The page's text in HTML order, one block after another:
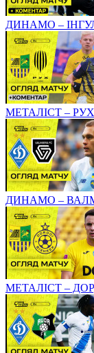
ДИНАМО –
МЕТАЛІСТ – РУХ.
ДИНАМО –
МЕТАЛІСТ –